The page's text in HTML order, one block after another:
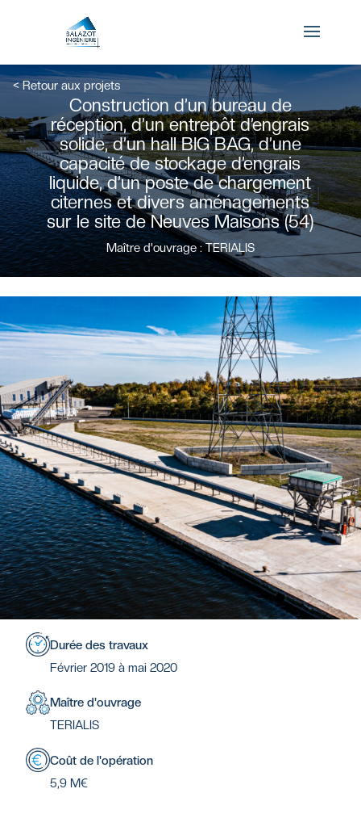
Connexion
Se souvenir de moi
Mot de passe oublié ?
< Retour aux projets
Construction d’un bureau de
réception, d’un entrepôt d’engrais
solide, d’un hall BIG BAG, d’une
capacité de stockage d’engrais
liquide, d’un poste de chargement
citernes et divers aménagements
sur le site de Neuves Maisons (54)
Maître d'ouvrage : TERIALIS
Durée des travaux
Février 2019 à mai 2020
Maître d'ouvrage
TERIALIS
Coût de l'opération
5,9 M€